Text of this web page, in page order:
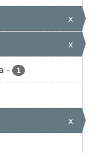
x
x
- 1
x